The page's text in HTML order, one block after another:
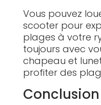
Vous pouvez
scooter pour
plages à votre
toujours avec
chapeau et
profiter des
Conclusion